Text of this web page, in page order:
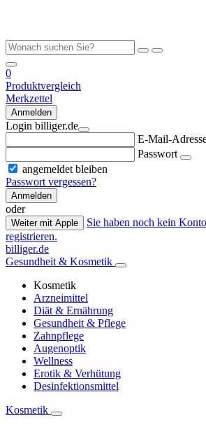
0
Produktvergleich
Merkzettel
Anmelden
Login billiger.de
E-Mail-
Passwort
angemeldet bleiben
Passwort vergessen?
Anmelden
oder
Weiter mit Apple
Sie haben noch kein
registrieren.
billiger.de
Gesundheit & Kosmetik
Kosmetik
Arzneimittel
Diät & Ernährung
Gesundheit & Pflege
Zahnpflege
Augenoptik
Wellness
Erotik & Verhütung
Desinfektionsmittel
Kosmetik